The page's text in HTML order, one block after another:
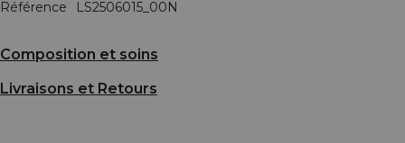
Référence
LS2506015_00N
Composition et soins
Livraisons et Retours